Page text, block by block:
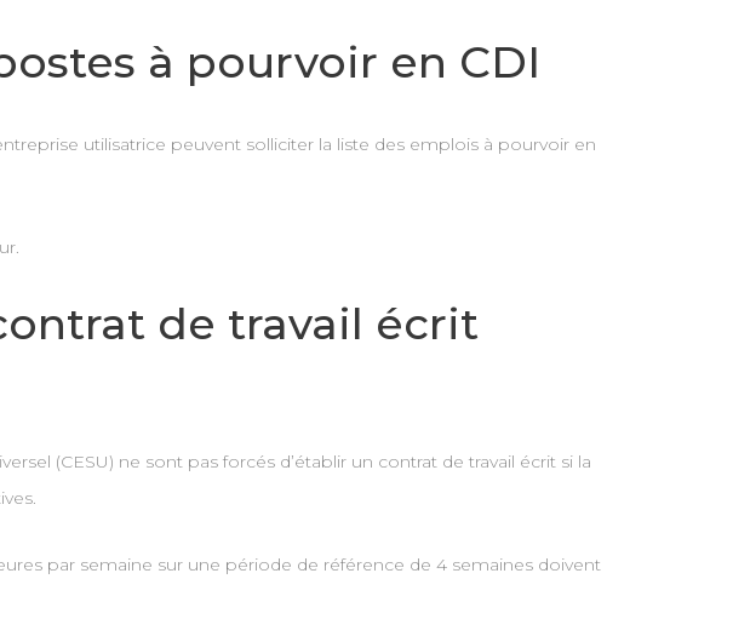
à pourvoir en CDI
utilisatrice peuvent solliciter la liste des emplois à pourvoir en
de travail écrit
(CESU) ne sont pas forcés d’établir un contrat de travail écrit si la
par semaine sur une période de référence de 4 semaines doivent